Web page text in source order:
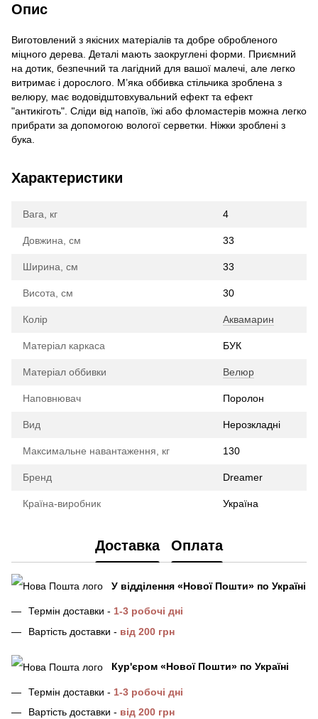
Опис
Виготовлений з якісних матеріалів та добре обробленого
міцного дерева. Деталі мають заокруглені форми. Приємний
на дотик, безпечний та лагідний для вашої малечі, але легко
витримає і дорослого. М’яка оббивка стільчика зроблена з
велюру, має водовідштовхувальний ефект та ефект
"антикіготь". Сліди від напоїв, їжі або фломастерів можна легко
прибрати за допомогою вологої серветки. Ніжки зроблені з
бука.
Характеристики
Вага, кг 4
Довжина, см 33
Ширина, см 33
Висота, см 30
Колір Аквамарин
Матеріал каркаса БУК
Матеріал оббивки Велюр
Наповнювач Поролон
Вид Нерозкладні
Максимальне навантаження, кг 130
Бренд Dreamer
Країна-виробник Україна
Доставка Оплата
У відділення «Нової Пошти» по Україні
Термін доставки - 1-3 робочі дні
Вартість доставки - від 200 грн
Кур'єром «Нової Пошти» по Україні
Термін доставки - 1-3 робочі дні
Вартість доставки - від 200 грн